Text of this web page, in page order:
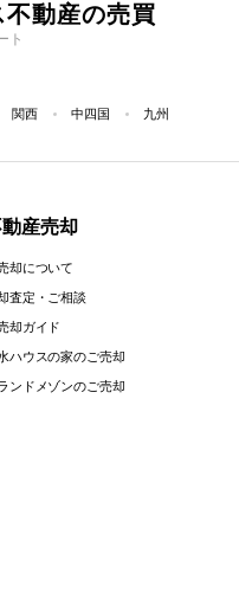
動産の売買
ト
関西 中四国 九州
産売却
却について
査定・ご相談
却ガイド
ハウスの家のご売却
ンドメゾンのご売却